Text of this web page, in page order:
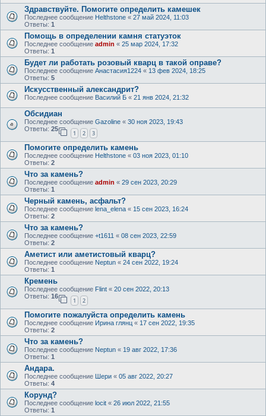
Здравствуйте. Помогите определить камешек
Последнее сообщение Helthstone « 27 май 2024, 11:03
Ответы: 1
Помощь в определении камня статуэток
Последнее сообщение admin « 25 мар 2024, 17:32
Ответы: 1
Будет ли работать розовый кварц в такой оправе?
Последнее сообщение Анастасия1224 « 13 фев 2024, 18:25
Ответы: 5
Искусственный александрит?
Последнее сообщение Василий Б « 21 янв 2024, 21:32
Обсидиан
Последнее сообщение Gazoline « 30 ноя 2023, 19:43
Ответы: 25
1 2 3
Помогите определить камень
Последнее сообщение Helthstone « 03 ноя 2023, 01:10
Ответы: 2
Что за камень?
Последнее сообщение admin « 29 сен 2023, 20:29
Ответы: 1
Черный камень, асфальт?
Последнее сообщение lena_elena « 15 сен 2023, 16:24
Ответы: 2
Что за камень?
Последнее сообщение +t1611 « 08 сен 2023, 22:59
Ответы: 2
Аметист или аметистовый кварц?
Последнее сообщение Neptun « 24 сен 2022, 19:24
Ответы: 1
Кремень
Последнее сообщение Flint « 20 сен 2022, 20:13
Ответы: 16
1 2
Помогите пожалуйста определить камень
Последнее сообщение Ирина глянц « 17 сен 2022, 19:35
Ответы: 2
Что за камень?
Последнее сообщение Neptun « 19 авг 2022, 17:36
Ответы: 1
Андара.
Последнее сообщение Шери « 05 авг 2022, 20:27
Ответы: 4
Корунд?
Последнее сообщение locit « 26 июл 2022, 21:55
Ответы: 1